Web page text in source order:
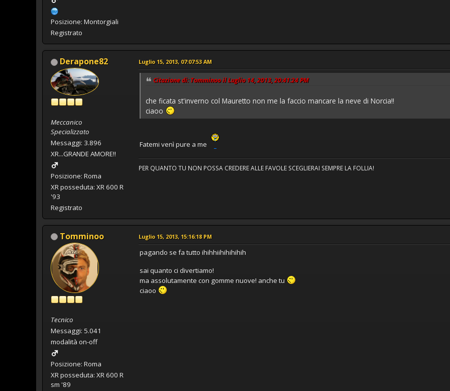
Posizione: Montorgiali
Registrato
Derapone82
Meccanico
Specializzato
Messaggi: 3.896
XR...GRANDE AMORE!!
Posizione: Roma
XR posseduta: XR 600 R
'93
Registrato
Luglio 15, 2013, 07:07:53 AM
Citazione di: Tomminoo il Luglio 14, 2013, 20:41:24 PM
che ficata st'inverno col Mauretto non me la faccio mancare la neve di Norcia!!
ciaoo
Fatemi venì pure a me
PER QUANTO TU NON POSSA CREDERE ALLE FAVOLE SCEGLIERAI SEMPRE LA FOLLIA!
Tomminoo
Tecnico
Messaggi: 5.041
modalità on-off
Posizione: Roma
XR posseduta: XR 600 R
sm '89
Luglio 15, 2013, 15:16:18 PM
pagando se fa tutto ihihhiihihihihih
sai quanto ci divertiamo!
ma assolutamente con gomme nuove! anche tu
ciaoo